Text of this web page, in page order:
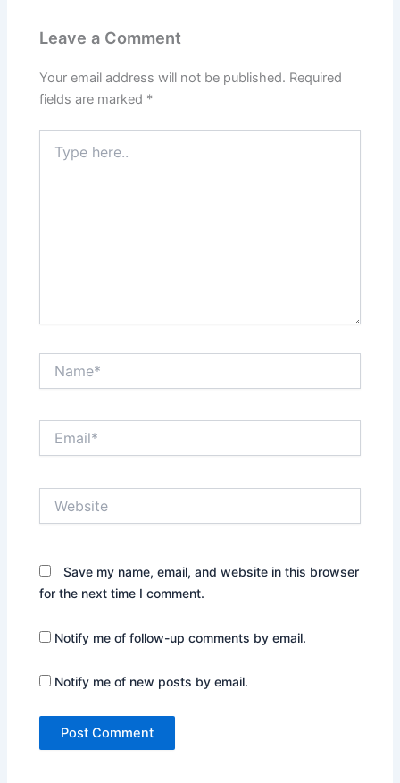
Leave a Comment
Your email address will not be published. Required
fields are marked *
here..
Save my name, email, and website in this browser
for the next time I comment.
Notify me of follow-up comments by email.
Notify me of new posts by email.